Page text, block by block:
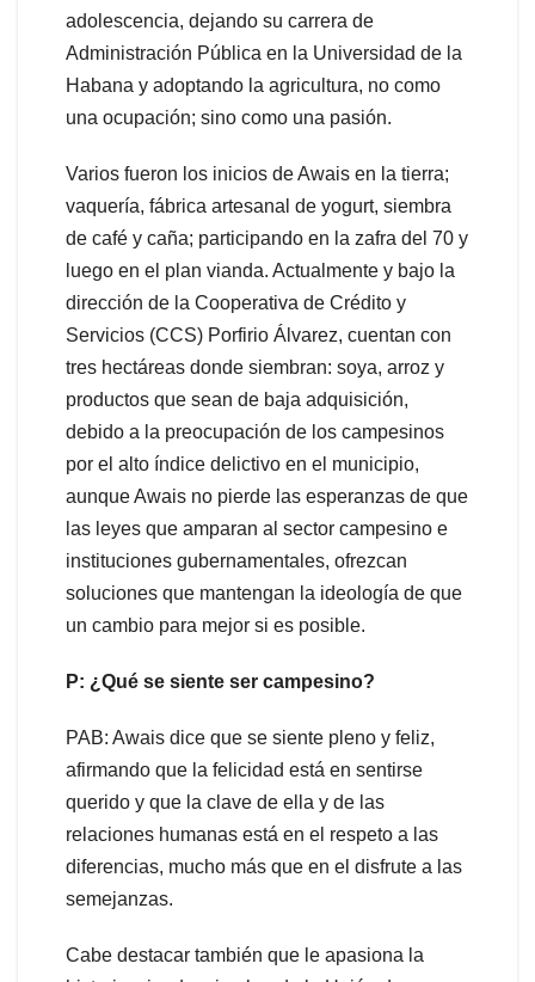
adolescencia, dejando su carrera de
Administración Pública en la Universidad de la
Habana y adoptando la agricultura, no como
una ocupación; sino como una pasión.
Varios fueron los inicios de Awais en la tierra;
vaquería, fábrica artesanal de yogurt, siembra
de café y caña; participando en la zafra del 70 y
luego en el plan vianda. Actualmente y bajo la
dirección de la Cooperativa de Crédito y
Servicios (CCS) Porfirio Álvarez, cuentan con
tres hectáreas donde siembran: soya, arroz y
productos que sean de baja adquisición,
debido a la preocupación de los campesinos
por el alto índice delictivo en el municipio,
aunque Awais no pierde las esperanzas de que
las leyes que amparan al sector campesino e
instituciones gubernamentales, ofrezcan
soluciones que mantengan la ideología de que
un cambio para mejor si es posible.
P: ¿Qué se siente ser campesino?
PAB: Awais dice que se siente pleno y feliz,
afirmando que la felicidad está en sentirse
querido y que la clave de ella y de las
relaciones humanas está en el respeto a las
diferencias, mucho más que en el disfrute a las
semejanzas.
Cabe destacar también que le apasiona la